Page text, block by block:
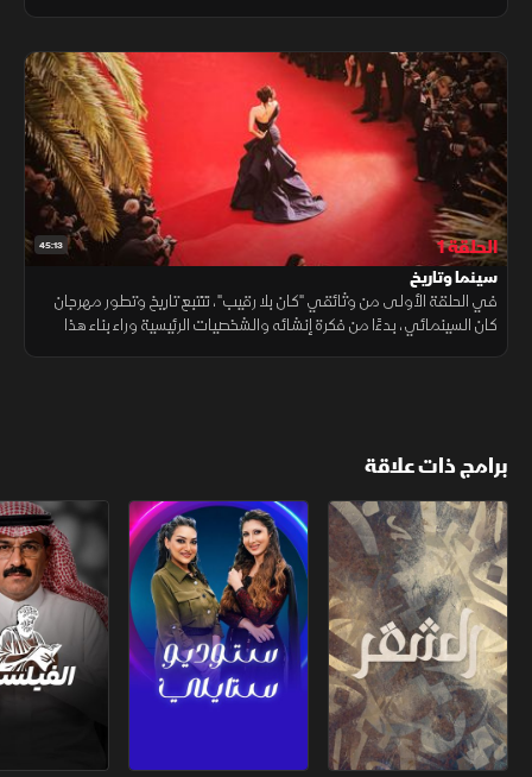
45:13 الحلقة 1
سينما وتاريخ
في الحلقة الأولى من وثائقي "كان بلا رقيب"، نتتبع تاريخ وتطور مهرجان
كان السينمائي، بدءًا من فكرة إنشائه والشخصيات الرئيسية وراء بناء هذا
برامج ذات علاقة
الشقر ستوديو ستايلي الفيلسوف